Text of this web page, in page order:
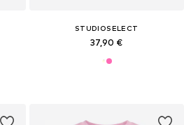
STUDIOSELECT
37,90 €